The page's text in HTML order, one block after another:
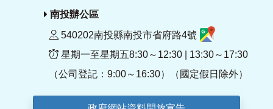
南投辦公區
540202南投縣南投市省府路4號
星期一至星期五8:30～12:30 | 13:30～17:30
（公司登記：9:00～16:30）（國定假日除外）